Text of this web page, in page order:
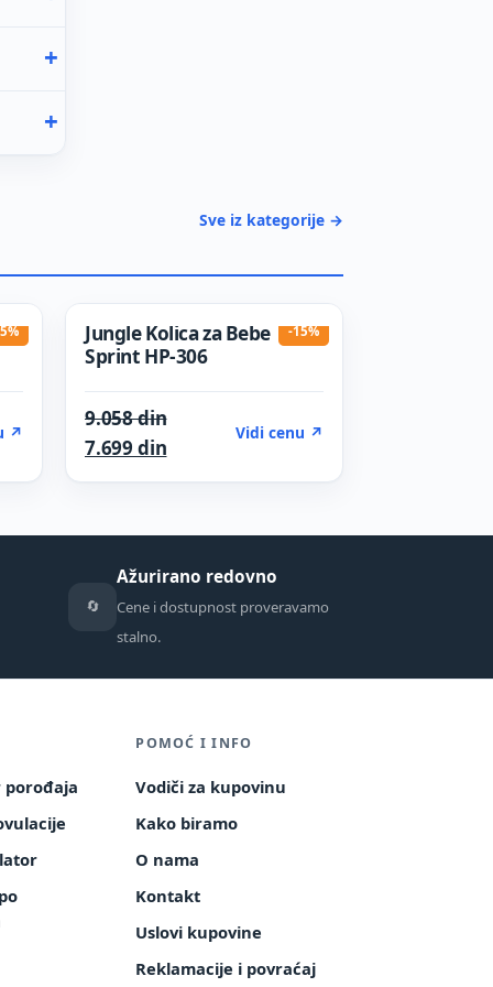
Sve iz kategorije →
8.065 din.
6.855 din.
↗
-15%
Jungle Kolica za Bebe
Sprint HP-306
9.058dinOriginal price was: 9.058 din.
7.699 dinCurrent price is: 7.699 din.
Vidi cenu ↗
🔄
Ažurirano redovno
Cene i dostupnost proveravamo
stalno.
POMOĆ I INFO
Vodiči za kupovinu
Kako biramo
O nama
Kontakt
Uslovi kupovine
Reklamacije i povraćaj